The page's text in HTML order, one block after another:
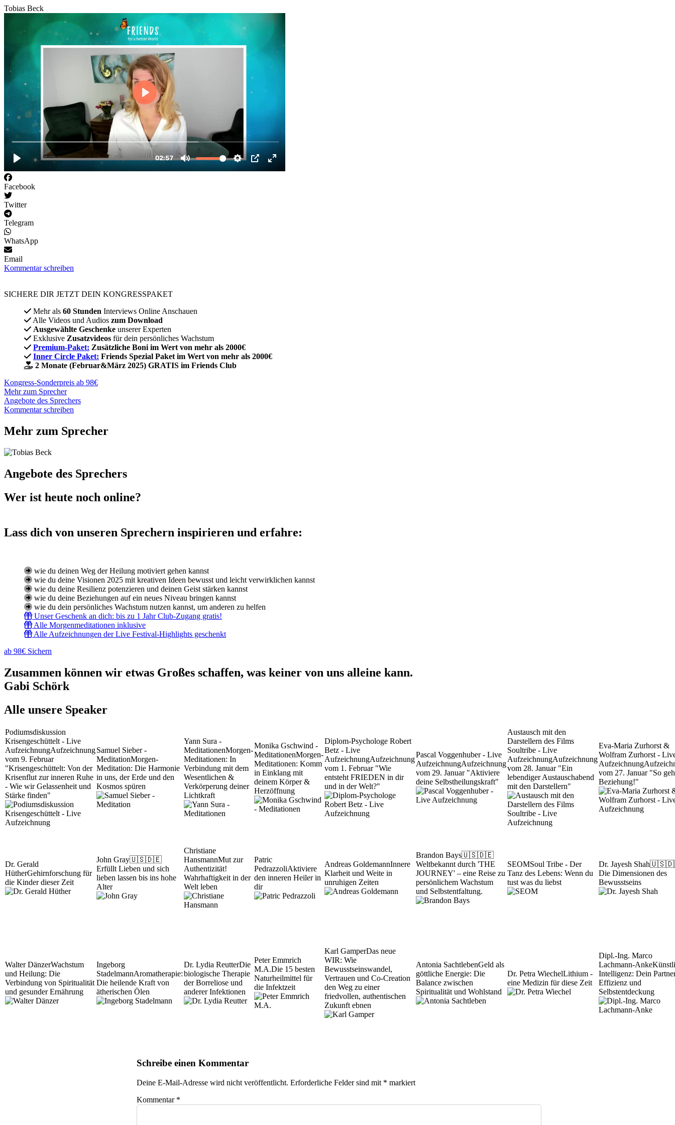
Tobias Beck
Facebook
Twitter
Telegram
WhatsApp
Email
Kommentar schreiben
SICHERE DIR JETZT DEIN KONGRESSPAKET​
Mehr als 60 Stunden Interviews Online Anschauen
Alle Videos und Audios zum Download
Ausgewählte Geschenke unserer Experten
Exklusive Zusatzvideos für dein persönliches Wachstum
Premium-Paket: Zusätzliche Boni im Wert von mehr als 2000€
Inner Circle Paket: Friends Spezial Paket im Wert von mehr als 2000€
2 Monate (Februar&März 2025) GRATIS im Friends Club
Kongress-Sonderpreis ab 98€
Mehr zum Sprecher
Angebote des Sprechers
Kommentar schreiben
Mehr zum Sprecher
Angebote des Sprechers
Wer ist heute noch online?
Lass dich von unseren Sprechern inspirieren und erfahre:
wie du deinen Weg der Heilung motiviert gehen kannst
wie du deine Visionen 2025 mit kreativen Ideen bewusst und leicht verwirklichen kannst
wie du deine Resilienz potenzieren und deinen Geist stärken kannst
wie du deine Beziehungen auf ein neues Niveau bringen kannst
wie du dein persönliches Wachstum nutzen kannst, um anderen zu helfen
Unser Geschenk an dich: bis zu 1 Jahr Club-Zugang gratis!
Alle Morgenmeditationen inklusive
Alle Aufzeichnungen der Live Festival-Highlights geschenkt
ab 98€ Sichern
Zusammen können wir etwas Großes schaffen, was keiner von uns alleine kann.
Gabi Schörk
Alle unsere Speaker
Podiumsdiskussion
Krisengeschüttelt - Live
AufzeichnungAufzeichnung
vom 9. Februar
"Krisengeschüttelt: Von der
Krisenflut zur inneren Ruhe
- Wie wir Gelassenheit und
Stärke finden"
Samuel Sieber -
MeditationMorgen-
Meditation: Die Harmonie
in uns, der Erde und den
Kosmos spüren
Yann Sura -
MeditationenMorgen-
Meditationen: In
Verbindung mit dem
Wesentlichen &
Verkörperung deiner
Lichtkraft
Monika Gschwind -
MeditationenMorgen-
Meditationen: Komm
in Einklang mit
deinem Körper &
Herzöffnung
Diplom-Psychologe Robert
Betz - Live
AufzeichnungAufzeichnung
vom 1. Februar "Wie
entsteht FRIEDEN in dir
und in der Welt?"
Pascal Voggenhuber - Live
AufzeichnungAufzeichnung
vom 29. Januar "Aktiviere
deine Selbstheilungskraft"
Austausch mit den
Darstellern des Films
Soultribe - Live
AufzeichnungAufzeichnung
vom 28. Januar "Ein
lebendiger Austauschabend
mit den Darstellern"
Eva-Maria Zurhorst &
Wolfram Zurhorst -
Aufzeichnung
vom 27. Januar "So
Beziehung!"
Dr. Gerald
HütherGehirnforschung für
die Kinder dieser Zeit
John Gray🇺🇸🇩🇪
Erfüllt Lieben und sich
lieben lassen bis ins hohe
Alter
Christiane
HansmannMut zur
Authentizität!
Wahrhaftigkeit in der
Welt leben
Patric
PedrazzoliAktiviere
den inneren Heiler in
dir
Andreas GoldemannInnere
Klarheit und Weite in
unruhigen Zeiten
Brandon Bays🇺🇸🇩🇪
Weltbekannt durch 'THE
JOURNEY' – eine Reise zu
persönlichem Wachstum
und Selbstentfaltung.
SEOMSoul Tribe - Der
Tanz des Lebens: Wenn du
tust was du liebst
Dr. Jayesh Shah
Die Dimensionen des
Bewusstseins
Walter DänzerWachstum
und Heilung: Die
Verbindung von Spiritualität
und gesunder Ernährung
Ingeborg
StadelmannAromatherapie:
Die heilende Kraft von
ätherischen Ölen
Dr. Lydia ReutterDie
biologische Therapie
der Borreliose und
anderer Infektionen
Peter Emmrich
M.A.Die 15 besten
Naturheilmittel für
die Infektzeit
Karl GamperDas neue
WIR: Wie
Bewusstseinswandel,
Vertrauen und Co-Creation
den Weg zu einer
friedvollen, authentischen
Zukunft ebnen
Antonia SachtlebenGeld als
göttliche Energie: Die
Balance zwischen
Spiritualität und Wohlstand
Dr. Petra WiechelLithium -
eine Medizin für diese Zeit
Dipl.-Ing. Marco
Lachmann-Anke
Intelligenz: Dein
Effizienz und
Selbstentdeckung
Schreibe einen Kommentar
Deine E-Mail-Adresse wird nicht veröffentlicht. Erforderliche Felder sind mit * markiert
Kommentar *